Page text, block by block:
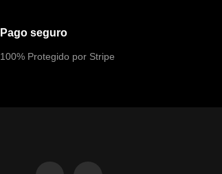
Pago seguro
100% Protegido por Stripe